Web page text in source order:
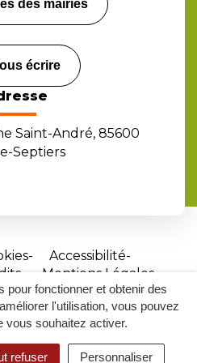
pour fonctionner et obtenir des
l'utilisation, vous pouvez
vous souhaitez activer.
refuser Personnaliser
des mairies
écrire
Saint-André, 85600
Septiers
Accessibilité
Mentions Légales